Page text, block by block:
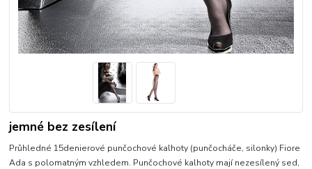
jemné bez zesílení
Průhledné 15denierové punčochové kalhoty (punčocháče, silonky) Fiore
Ada s polomatným vzhledem. Punčochové kalhoty mají nezesílený sed,